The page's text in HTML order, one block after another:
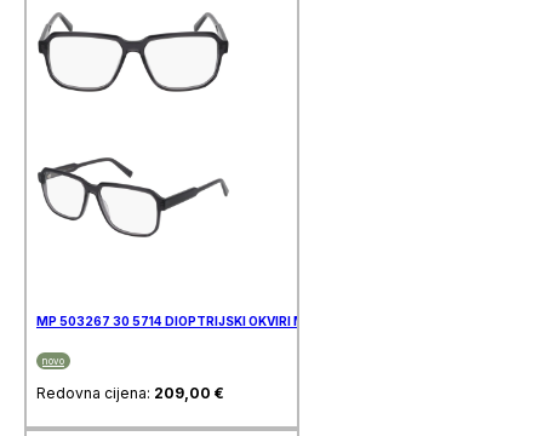
MP 503267 30 5714 DIOPTRIJSKI OKVIRI MARC O’POLO
novo
Redovna cijena: 209,00 €